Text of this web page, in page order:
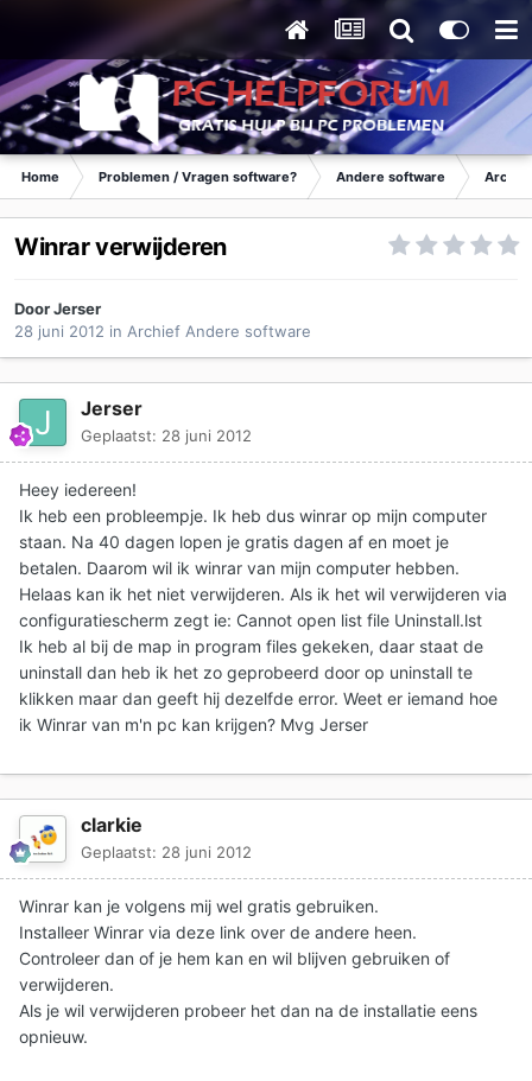
Home Problemen / Vragen software? Andere software
Winrar verwijderen
DoorJerser
28 juni 2012 in Archief Andere software
Jerser
Geplaatst: 28 juni 2012
Heey iedereen!
Ik heb een probleempje. Ik heb dus winrar op mijn computer
staan. Na 40 dagen lopen je gratis dagen af en moet je
betalen. Daarom wil ik winrar van mijn computer hebben.
Helaas kan ik het niet verwijderen. Als ik het wil verwijderen via
configuratiescherm zegt ie: Cannot open list file Uninstall.lst
Ik heb al bij de map in program files gekeken, daar staat de
uninstall dan heb ik het zo geprobeerd door op uninstall te
klikken maar dan geeft hij dezelfde error. Weet er iemand hoe
ik Winrar van m'n pc kan krijgen? Mvg Jerser
clarkie
Geplaatst: 28 juni 2012
Winrar kan je volgens mij wel gratis gebruiken.
Installeer Winrar via deze link over de andere heen.
Controleer dan of je hem kan en wil blijven gebruiken of
verwijderen.
Als je wil verwijderen probeer het dan na de installatie eens
opnieuw.